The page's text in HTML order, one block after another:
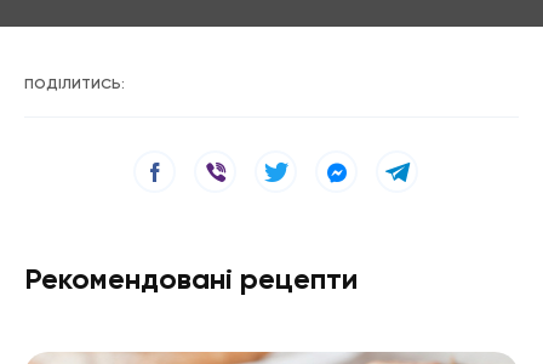
ПОДІЛИТИСЬ:
Рекомендовані рецепти